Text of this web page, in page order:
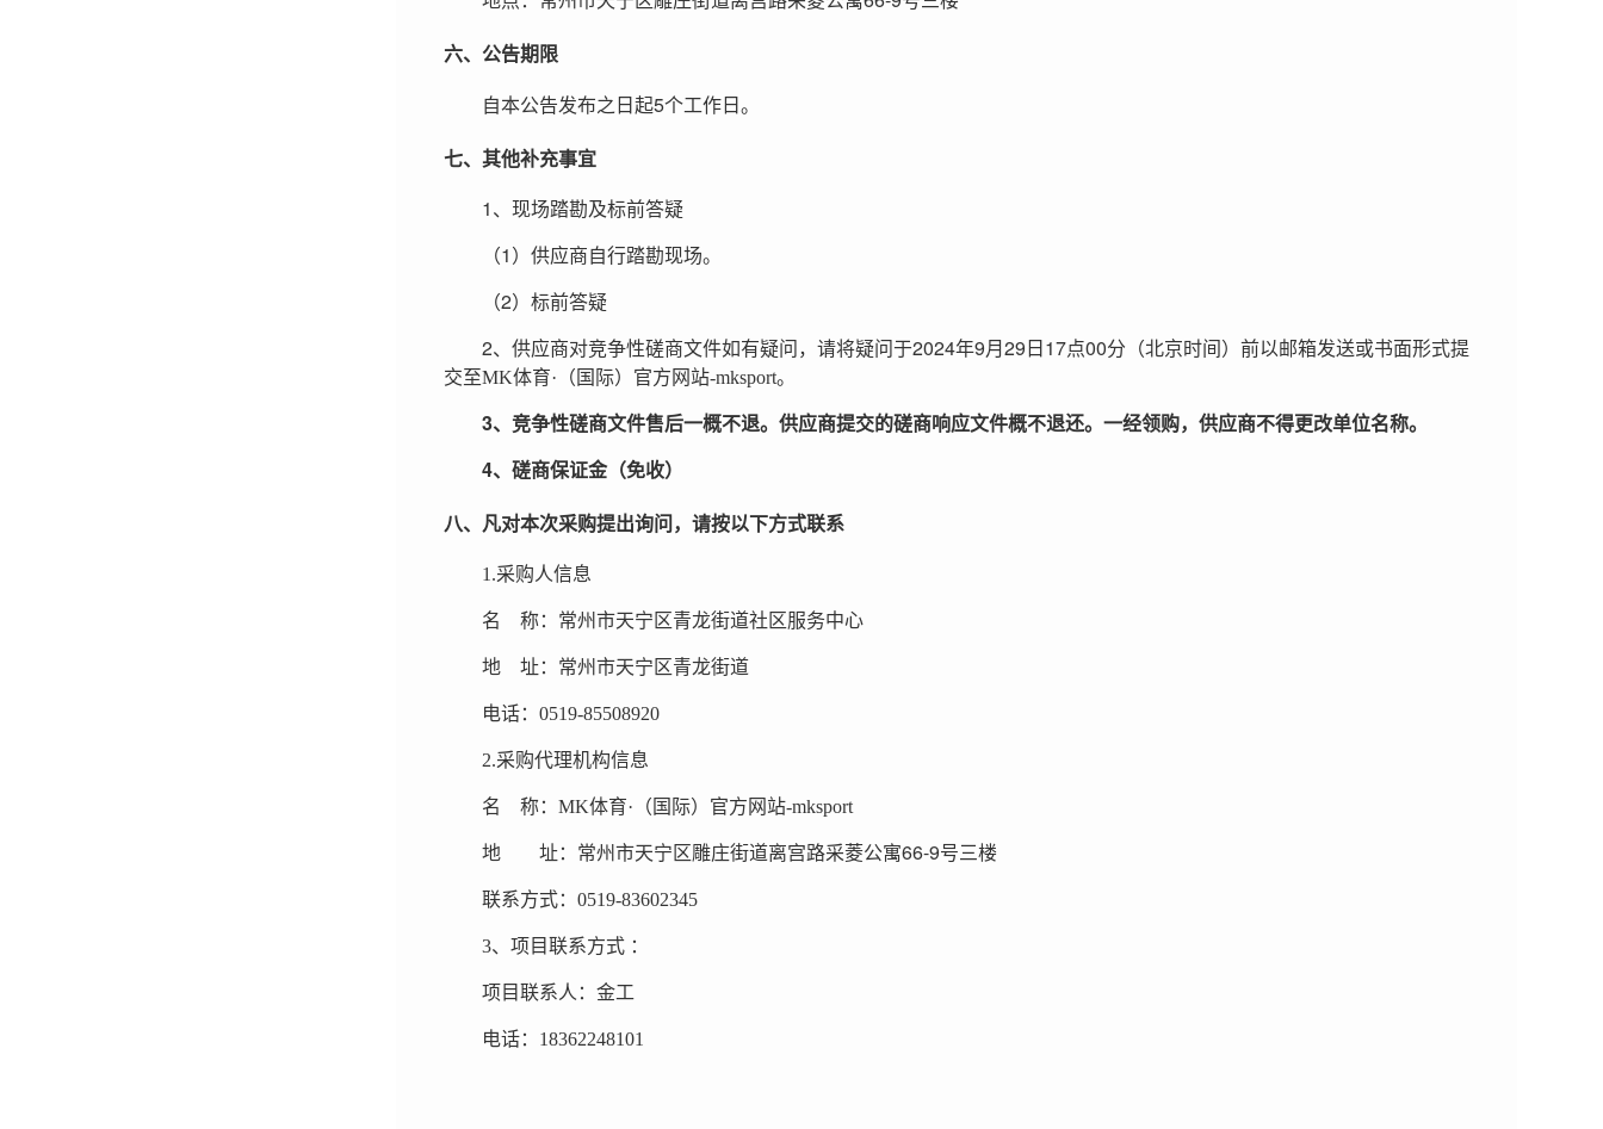
六、公告期限
自本公告发布之日起5个工作日。
七、其他补充事宜
1 、现场踏勘及标前答疑
（1 ）供应商自行踏勘现场。
（2）标前答疑
2、供应商对竞争性磋商文件如有疑问，请将疑问于2024年9月 29 日 17点00分（北京时间）前以邮箱发送或书面形式提
交至MK体育·（国际）官方网站-mksport。
3、竞争性磋商文件售后一概不退。供应商提交的磋商响应文件概不退还。一经领购，供应商不得更改单位名称。
4、磋商保证金（免收）
八、凡对本次采购提出询问，请按以下方式联系
1.采购人信息
名 称：常州市天宁区青龙街道社区服务中心
地 址：常州市天宁区青龙街道
电话：0519-85508920
2.采购代理机构信息
名 称：MK体育·（国际）官方网站-mksport
地 址： 常州市天宁区雕庄街道离宫路采菱公寓66-9号三楼
联系方式：0519-83602345
3、项目联系方式 ：
项目联系人：金工
电话：18362248101